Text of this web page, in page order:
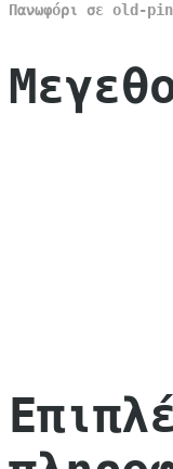
Πανωφόρι σε old-